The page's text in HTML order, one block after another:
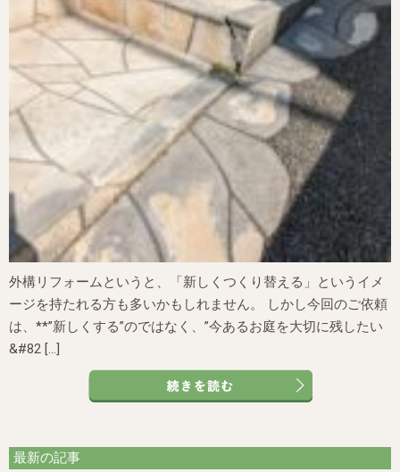
外構リフォームというと、「新しくつくり替える」というイメ
ージを持たれる方も多いかもしれません。 しかし今回のご依頼
は、**”新しくする”のではなく、”今あるお庭を大切に残したい
&#82 […]
最新の記事